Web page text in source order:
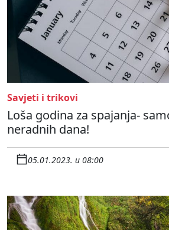
Savjeti i trikovi
Loša godina za spajanja-
neradnih dana!
05.01.2023. u 08:00